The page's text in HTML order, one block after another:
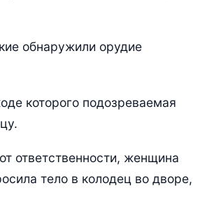
обнаружили орудие
которого подозреваемая
ответственности, женщина
тело в колодец во дворе,